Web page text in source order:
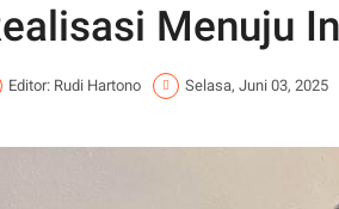
Menuju
Editor: Rudi Hartono Selasa, Juni 03, 2025